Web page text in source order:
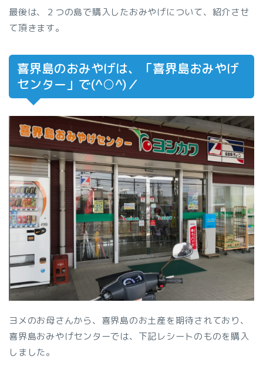
最後は、２つの島で購入したおみやげについて、紹介させ
て頂きます。
喜界島のおみやげは、「喜界島おみやげ
センター」で(^○^)／
ヨメのお母さんから、喜界島のお土産を期待されており、
喜界島おみやげセンターでは、下記レシートのものを購入
しました。